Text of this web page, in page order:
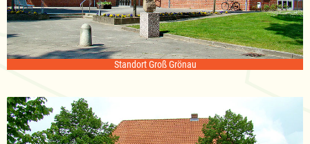
Standort Groß Grönau